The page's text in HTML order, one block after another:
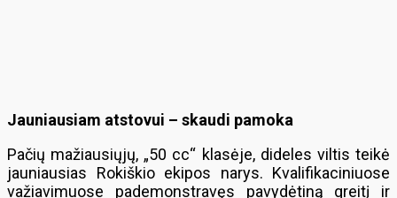
Jauniausiam atstovui – skaudi pamoka
Pačių mažiausiųjų, „50 cc“ klasėje, dideles viltis teikė
jauniausias Rokiškio ekipos narys. Kvalifikaciniuose
važiavimuose pademonstravęs pavydėtiną greitį ir